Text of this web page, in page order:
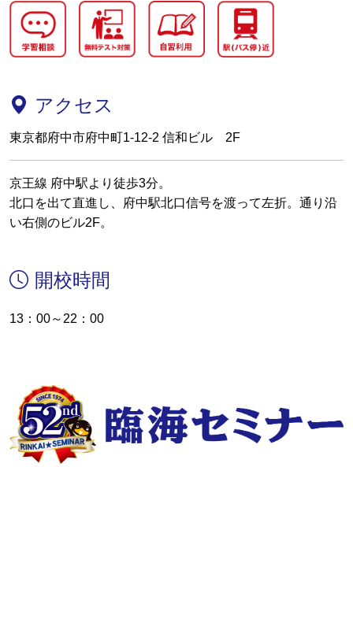
アクセス
東京都府中市府中町1-12-2 信和ビル 2F
京王線 府中駅より徒歩3分。
北口を出て直進し、府中駅北口信号を渡って左折。通り沿
い右側のビル2F。
開校時間
13：00～22：00